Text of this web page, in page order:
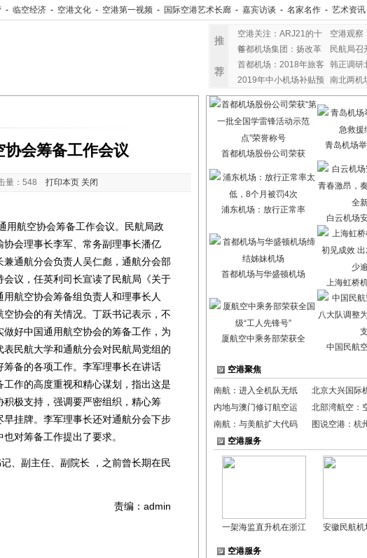
- 临空经济 - 空港文化 - 空港第一视频 - 国际空港艺术长廊 - 嘉宾访谈 - 名家名作 - 艺术资讯
推
荐
空港关注：ARJ21的十
年
空港观察
首都机场集团：扬改革
民航局召
首都机场：2018年旅客
韩正调研
2019年中小机场补贴预
南北两机
会筹备工作会议
量： 548 打印本页 关闭
航空协会筹备工作会议。民航局政
会理事长李军、常务副理事长潘亿
通航分会负责人吴仁彪，通航分会部
议，任英利司长宣读了民航局《关于
航空协会筹备组负责人和理事长人
协会的有关情况。丁跃书记表示，不
好中国通用航空协会的筹备工作，为
民航大学和通航分会对民航局党组的
备的各项工作。李军理事长在讲话
作的高度重视和精心谋划，指出这是
极支持，强调要严密组织，精心筹
挂牌。李军理事长还对通航分会下步
对筹备工作提出了要求。
副主任、副院长 ，之前曾长期在民
责编：admin
首都机场股份公司荣获
青岛机场
浦东机场：放行正常率
白云机场
首都机场与华盛顿机场
上海虹桥
厦航空中乘务部荣获全
中国民航
空港聚焦
南航：进入全机队无纸
北京大兴国际
内地与澳门修订航空运
北部湾航空：
南航：与美航扩大代码
图说空港：杭
空港服务
一架海监直升机在浙江 安徽民航
空港服务